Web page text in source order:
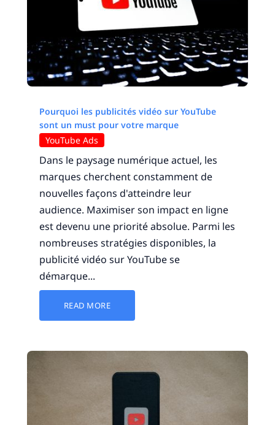
Pourquoi les publicités vidéo sur YouTube
sont un must pour votre marque
YouTube Ads
Dans le paysage numérique actuel, les
marques cherchent constamment de
nouvelles façons d'atteindre leur
audience. Maximiser son impact en ligne
est devenu une priorité absolue. Parmi les
nombreuses stratégies disponibles, la
publicité vidéo sur YouTube se
démarque...
READ MORE